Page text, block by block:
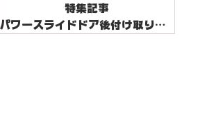
特集記事
パワースライドドア後付け取り付け